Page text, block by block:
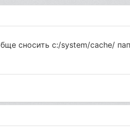
сносить c:/system/cache/